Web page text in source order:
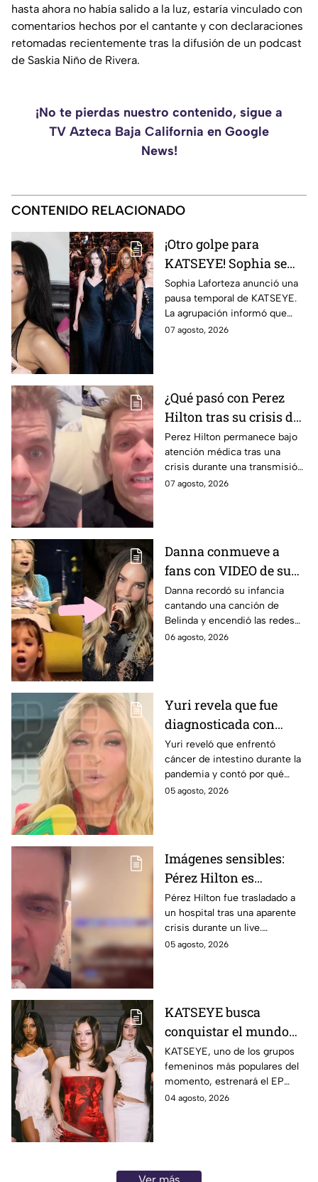
hasta ahora no había salido a la luz, estaría vinculado con
comentarios hechos por el cantante y con declaraciones
retomadas recientemente tras la difusión de un podcast
de Saskia Niño de Rivera.
¡No te pierdas nuestro contenido, sigue a
TV Azteca Baja California en Google
News!
CONTENIDO RELACIONADO
¡Otro golpe para
KATSEYE! Sophia se
aleja del grupo seis
meses después de la
salida de Manon; solo
quedan cuatro
Sophia Laforteza anunció una
pausa temporal de KATSEYE.
La agrupación informó que
priorizarán su salud y
07 agosto, 2026
¿Qué pasó con Perez
Hilton tras su crisis de
salud en vivo? Su
familia revela nuevos
detalles sobre su
recuperación | VIDEO
Perez Hilton permanece bajo
atención médica tras una
crisis durante una transmisión
en vivo; su familia informó
07 agosto, 2026
Danna conmueve a
fans con VIDEO de su
infancia cantando una
canción de Belinda y
estrena adelanto de ‘La
dolce vita’
Danna recordó su infancia
cantando una canción de
Belinda y encendió las redes
antes del estreno de su
06 agosto, 2026
Yuri revela que fue
diagnosticada con
cáncer de intestino y
habla sobre el hábito
que relaciona con su
salud
Yuri reveló que enfrentó
cáncer de intestino durante la
pandemia y contó por qué
considera que un hábito pudo
05 agosto, 2026
Imágenes sensibles:
Pérez Hilton es
hospitalizado tras
aparente crisis durante
transmisión en vivo |
VIDEO
Pérez Hilton fue trasladado a
un hospital tras una aparente
crisis durante un live.
Autoridades acudieron a su
05 agosto, 2026
KATSEYE busca
conquistar el mundo
con nueva música y
documental; crece la
incógnita sobre el
regreso de Manon |
KATSEYE, uno de los grupos
femeninos más populares del
momento, estrenará el EP
‘WILD’ y el documental ‘WILD
04 agosto, 2026